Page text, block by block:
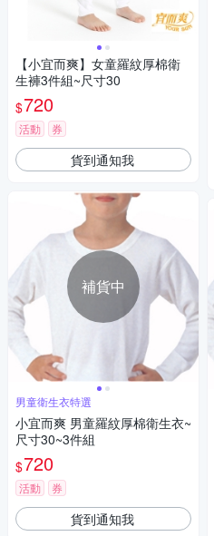
【小宜而爽】女童羅紋厚棉衛
生褲3件組~尺寸30
$720
活動 券
貨到通知我
補貨中
男童衛生衣特選
小宜而爽 男童羅紋厚棉衛生衣~
尺寸30~3件組
$720
活動 券
貨到通知我